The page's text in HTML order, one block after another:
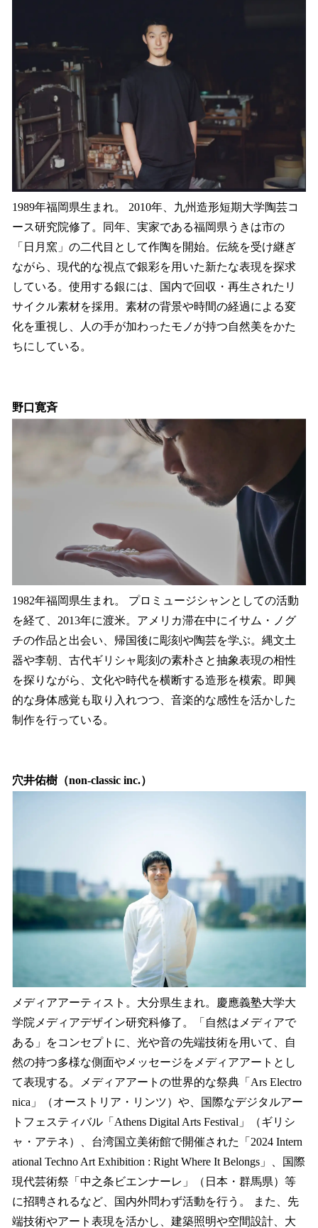
1989年福岡県生まれ。 2010年、九州造形短期大学陶芸コ
ース研究院修了。同年、実家である福岡県うきは市の
「日月窯」の二代目として作陶を開始。伝統を受け継ぎ
ながら、現代的な視点で銀彩を用いた新たな表現を探求
している。使用する銀には、国内で回収・再生されたリ
サイクル素材を採用。素材の背景や時間の経過による変
化を重視し、人の手が加わったモノが持つ自然美をかた
ちにしている。
野口寛斉
1982年福岡県生まれ。 プロミュージシャンとしての活動
を経て、2013年に渡米。アメリカ滞在中にイサム・ノグ
チの作品と出会い、帰国後に彫刻や陶芸を学ぶ。縄文土
器や李朝、古代ギリシャ彫刻の素朴さと抽象表現の相性
を探りながら、文化や時代を横断する造形を模索。即興
的な身体感覚も取り入れつつ、音楽的な感性を活かした
制作を行っている。
穴井佑樹（non-classic inc.）
メディアアーティスト。大分県生まれ。慶應義塾大学大
学院メディアデザイン研究科修了。「自然はメディアで
ある」をコンセプトに、光や音の先端技術を用いて、自
然の持つ多様な側面やメッセージをメディアアートとし
て表現する。メディアアートの世界的な祭典「Ars Electro
nica」（オーストリア・リンツ）や、国際なデジタルアー
トフェスティバル「Athens Digital Arts Festival」（ギリシ
ャ・アテネ）、台湾国立美術館で開催された「2024 Intern
ational Techno Art Exhibition : Right Where It Belongs」、国際
現代芸術祭「中之条ビエンナーレ」（日本・群馬県）等
に招聘されるなど、国内外問わず活動を行う。 また、先
端技術やアート表現を活かし、建築照明や空間設計、大